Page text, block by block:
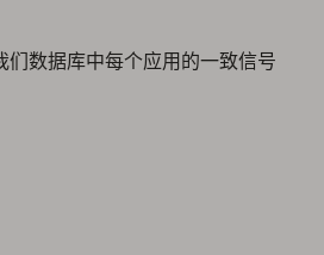
们数据库中每个应用的一致信号